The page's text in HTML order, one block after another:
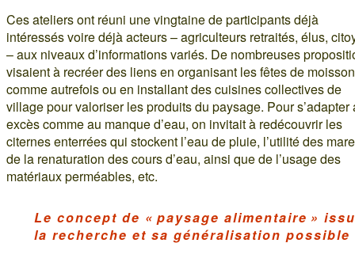
Ces ateliers ont réuni une vingtaine de participants déjà
intéressés voire déjà acteurs – agriculteurs retraités, élus,
– aux niveaux d’informations variés. De nombreuses
visaient à recréer des liens en organisant les fêtes de
comme autrefois ou en installant des cuisines collectives de
village pour valoriser les produits du paysage. Pour s’adapter
excès comme au manque d’eau, on invitait à redécouvrir les
citernes enterrées qui stockent l’eau de pluie, l’utilité des
de la renaturation des cours d’eau, ainsi que de l’usage des
matériaux perméables, etc.
Le concept de « paysage alimentaire »
la recherche et sa généralisation possible